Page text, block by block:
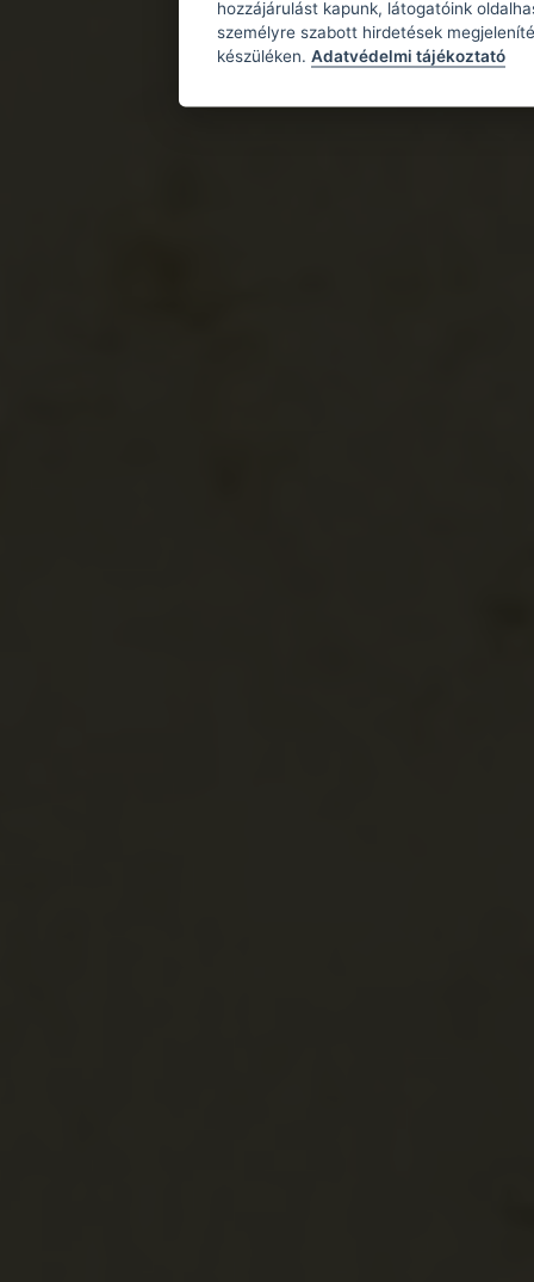
hozzájárulást kapunk, látogatóink
személyre szabott hirdetések
készüléken. Adatvédelmi tájékoztató